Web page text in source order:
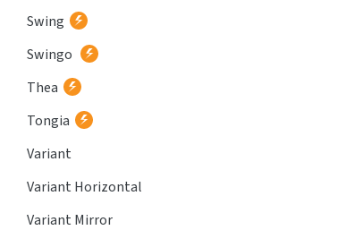
Swing
Swingo
Thea
Tongia
Variant
Variant Horizontal
Variant Mirror